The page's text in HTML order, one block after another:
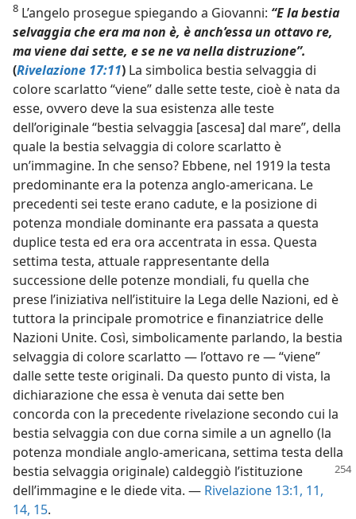
8 L’angelo prosegue spiegando a Giovanni: “E la bestia
selvaggia che era ma non è, è anch’essa un ottavo re,
ma viene dai sette, e se ne va nella distruzione”.
(Rivelazione 17:11) La simbolica bestia selvaggia di
colore scarlatto “viene” dalle sette teste, cioè è nata da
esse, ovvero deve la sua esistenza alle teste
dell’originale “bestia selvaggia [ascesa] dal mare”, della
quale la bestia selvaggia di colore scarlatto è
un’immagine. In che senso? Ebbene, nel 1919 la testa
predominante era la potenza anglo-americana. Le
precedenti sei teste erano cadute, e la posizione di
potenza mondiale dominante era passata a questa
duplice testa ed era ora accentrata in essa. Questa
settima testa, attuale rappresentante della
successione delle potenze mondiali, fu quella che
prese l’iniziativa nell’istituire la Lega delle Nazioni, ed è
tuttora la principale promotrice e finanziatrice delle
Nazioni Unite. Così, simbolicamente parlando, la bestia
selvaggia di colore scarlatto — l’ottavo re — “viene”
dalle sette teste originali. Da questo punto di vista, la
dichiarazione che essa è venuta dai sette ben
concorda con la precedente rivelazione secondo cui la
bestia selvaggia con due corna simile a un agnello (la
potenza mondiale anglo-americana, settima testa della
bestia selvaggia originale) caldeggiò l’istituzione
dell’immagine e le diede vita. — Rivelazione 13:1, 11,
14, 15.